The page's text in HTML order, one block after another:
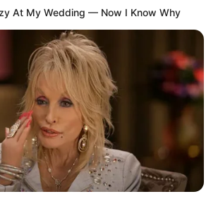
At My Wedding — Now I Know Why